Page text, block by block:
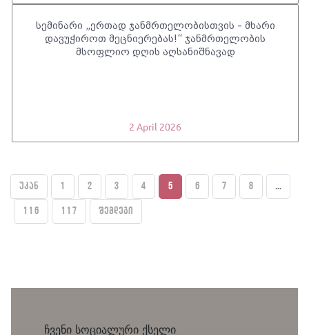
სემინარი „ერთად ჯანმრთელობისთვის - მხარი
დავუჭიროთ მეცნიერებას!“ ჯანმრთელობის
მსოფლიო დღის აღსანიშნავად
2 April 2026
უკან 1 2 3 4 5 6 7 8 ...
116 117 შემდეგი
ჩვენი სოციალური ქსელი